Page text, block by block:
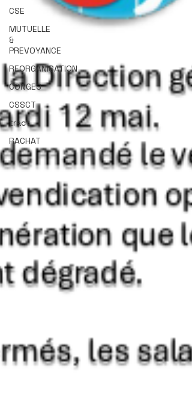
CSE
MUTUELLE
&
PREVOYANCE
REORGANISATION
CONGES
CSSCT
tract
RACHAT